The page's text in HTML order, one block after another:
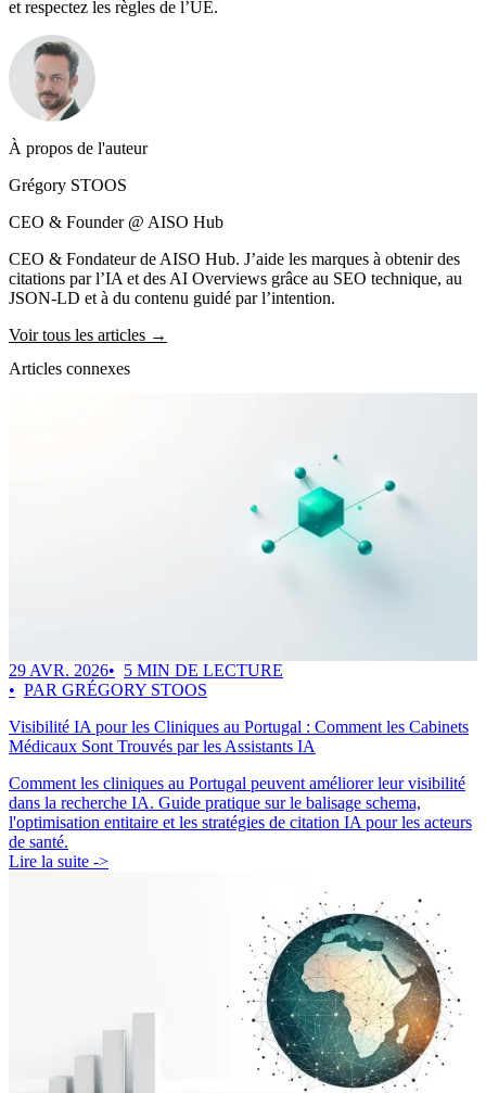
et respectez les règles de l’UE.
À propos de l'auteur
Grégory STOOS
CEO & Founder @ AISO Hub
CEO & Fondateur de AISO Hub. J’aide les marques à obtenir des
citations par l’IA et des AI Overviews grâce au SEO technique, au
JSON-LD et à du contenu guidé par l’intention.
Voir tous les articles →
Articles connexes
29 AVR. 2026
5 MIN DE LECTURE
PAR GRÉGORY STOOS
Visibilité IA pour les Cliniques au Portugal : Comment les Cabinets
Médicaux Sont Trouvés par les Assistants IA
Comment les cliniques au Portugal peuvent améliorer leur visibilité
dans la recherche IA. Guide pratique sur le balisage schema,
l'optimisation entitaire et les stratégies de citation IA pour les acteurs
de santé.
Lire la suite ->